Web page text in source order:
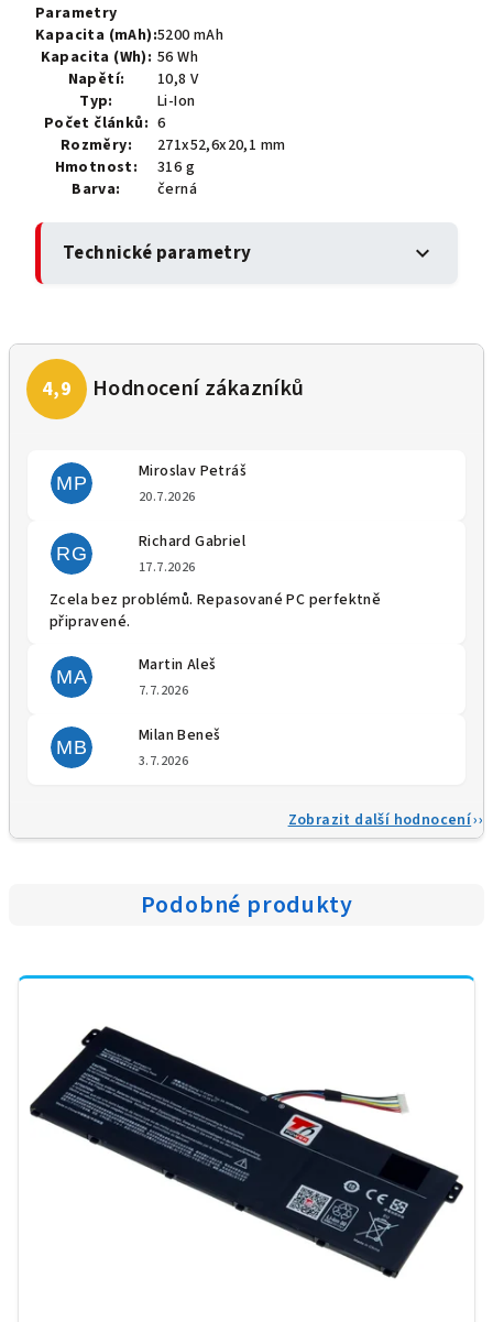
Parametry
Kapacita (mAh):5200 mAh
Kapacita (Wh): 56 Wh
Napětí:
10,8 V
Typ:
Li-Ion
Počet článků: 6
Rozměry:
271x52,6x20,1 mm
Hmotnost:
316 g
Barva:
černá
Technické parametry expand_more
MP
Miroslav Petráš
20.7.2026
RG
Richard Gabriel
17.7.2026
Zcela bez problémů. Repasované PC perfektně
připravené.
MA
Martin Aleš
7.7.2026
MB
Milan Beneš
3.7.2026
Zobrazit další hodnocení
Podobné produkty